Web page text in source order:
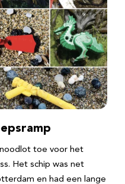
toe voor het
Het schip was net
en had een lange